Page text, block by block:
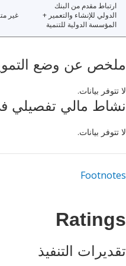
ارتباط مقدم من البنك
الدولي للإنشاء والتعمير +
المؤسسة الدولية للتنمية
غير
ملخص عن وضع التمويل
لا تتوفر بيانات.
نشاط مالي تفصيلي في 2026/
لا تتوفر بيانات.
Footnotes
Ratings
تقديرات التنفيذ